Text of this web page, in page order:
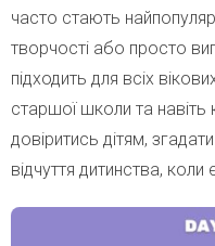
часто стають
творчості або просто
підходить для всіх
старшої школи та
довіритись дітям,
відчуття дитинства, коли